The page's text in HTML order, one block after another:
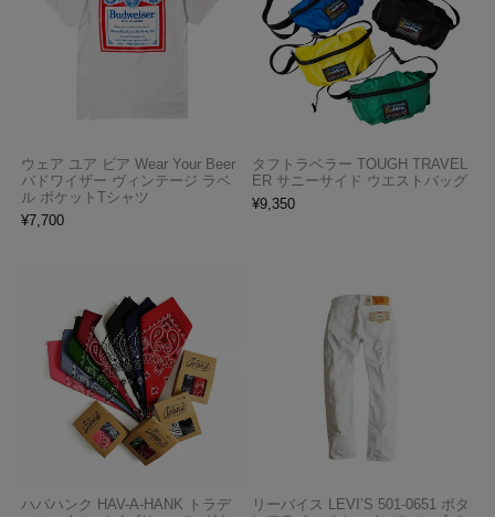
ウェア ユア ビア Wear Your Beer
バドワイザー ヴィンテージ ラベ
ル ポケットTシャツ
¥7,700
タフトラベラー TOUGH TRAVEL
ER サニーサイド ウエストバッグ
¥9,350
ハバハンク HAV-A-HANK トラデ
リーバイス LEVI’S 501-0651 ボタ